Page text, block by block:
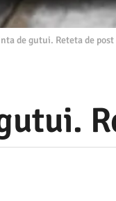
de gutui. Reteta de post